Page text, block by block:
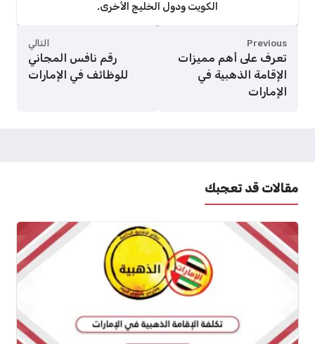
الكويت ودول الخليج الأخرى.
Previous
تعرف على أهم مميزات
الإقامة الذهبية في
الإمارات
التالي
رقم نافس المجاني
للوظائف في الإمارات
مقالات قد تعجبك